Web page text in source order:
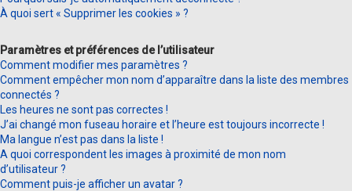
À quoi sert « Supprimer les cookies » ?
Paramètres et préférences de l’utilisateur
Comment modifier mes paramètres ?
Comment empêcher mon nom d’apparaître dans la liste des membres
connectés ?
Les heures ne sont pas correctes !
J’ai changé mon fuseau horaire et l’heure est toujours incorrecte !
Ma langue n’est pas dans la liste !
A quoi correspondent les images à proximité de mon nom
d’utilisateur ?
Comment puis-je afficher un avatar ?